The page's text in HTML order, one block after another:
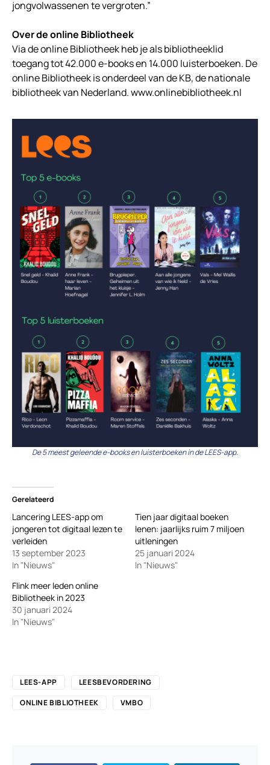
jongvolwassenen te vergroten.”
Over de online Bibliotheek
Via de online Bibliotheek heb je als bibliotheeklid
toegang tot 42.000 e-books en 14.000 luisterboeken. De
online Bibliotheek is onderdeel van de KB, de nationale
bibliotheek van Nederland. www.onlinebibliotheek.nl
De 5 meest geleende e-books en luisterboeken in de LEES-app.
Gerelateerd
Lancering LEES-app om
jongeren tot digitaal lezen te
verleiden
13 september 2023
In "Nieuws"
Tien jaar digitaal boeken
lenen: jaarlijks ruim 7 miljoen
uitleningen
25 januari 2024
In "Nieuws"
Flink meer leden online
Bibliotheek in 2023
30 januari 2024
In "Nieuws"
LEES-APP
LEESBEVORDERING
ONLINE BIBLIOTHEEK
VMBO